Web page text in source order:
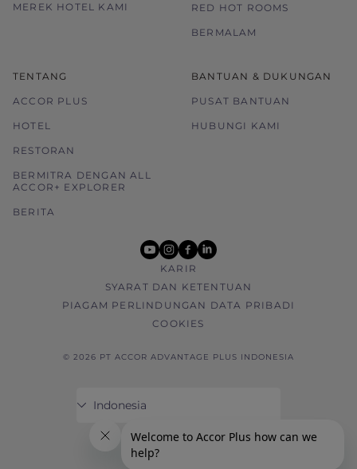
MEREK HOTEL KAMI RED HOT ROOMS
BERMALAM
TENTANG
ACCOR PLUS
HOTEL
RESTORAN
BERMITRA DENGAN ALL
ACCOR+ EXPLORER
BERITA
BANTUAN & DUKUNGAN
PUSAT BANTUAN
HUBUNGI KAMI
youtube
instagram
facebook
linkedin
KARIR
SYARAT DAN KETENTUAN
PIAGAM PERLINDUNGAN DATA PRIBADI
COOKIES
© 2026 PT ACCOR ADVANTAGE PLUS INDONESIA